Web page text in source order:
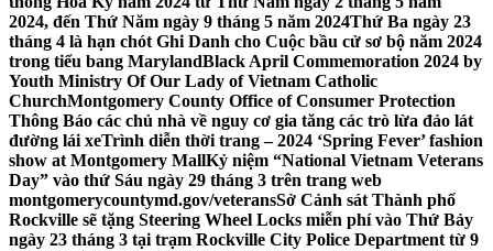
2024, đến Thứ Năm ngày 9 tháng 5 năm 2024Thứ Ba ngày 23
tháng 4 là hạn chót Ghi Danh cho Cuộc bầu cử sơ bộ năm 2024
trong tiểu bang MarylandBlack April Commemoration 2024 by
Youth Ministry Of Our Lady of Vietnam Catholic
ChurchMontgomery County Office of Consumer Protection
Thông Báo các chủ nhà về nguy cơ gia tăng các trò lừa đảo lát
đường lái xeTrình diễn thời trang – 2024 ‘Spring Fever’ fashion
show at Montgomery MallKỷ niệm “National Vietnam Veterans
Day” vào thứ Sáu ngày 29 tháng 3 trên trang web
montgomerycountymd.gov/veteransSở Cảnh sát Thành phố
Rockville sẽ tặng Steering Wheel Locks miễn phí vào Thứ Bảy
ngày 23 tháng 3 tại trạm Rockville City Police Department từ 9